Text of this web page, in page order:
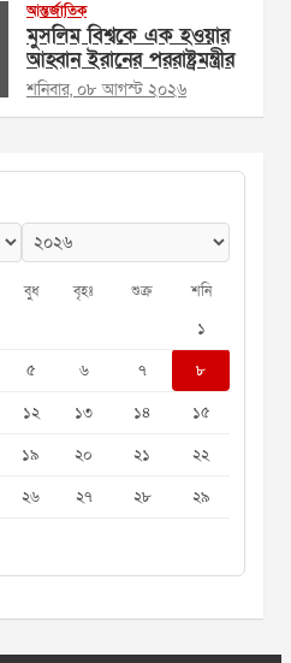
আন্তর্জাতিক
মুসলিম বিশ্বকে এক হওয়ার
আহ্বান ইরানের পররাষ্ট্রমন্ত্রীর
শনিবার, ০৮ আগস্ট ২০২৬
বুধ বৃহঃ শুক্র শনি
১
৫ ৬ ৭
৮
১২ ১৩ ১৪
১৫
১৯ ২০ ২১
২২
২৬ ২৭ ২৮
২৯